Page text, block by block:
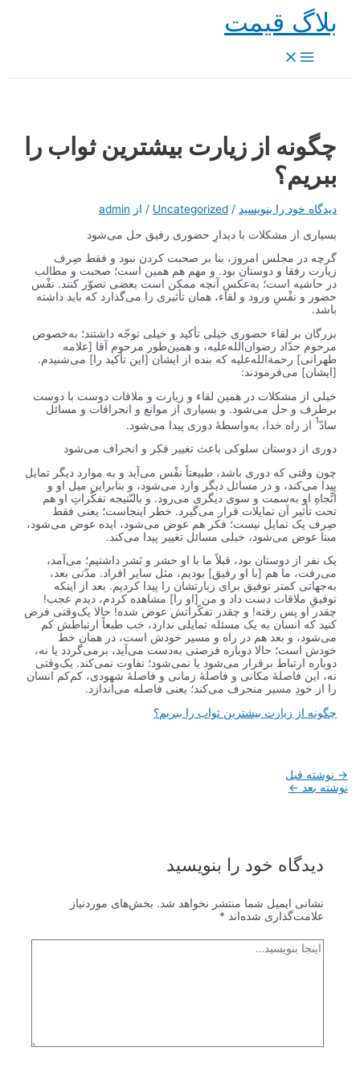
محتوابلاگ قیمت
Main
Menu
چگونه از زیارت بیشترین ثواب را
ببریم؟
دیدگاه‌ خود را بنویسید /
Uncategorized / از admin
بسیاری از مشکلات با دیدارِ حضوری رفیق حل می‌شود
گرچه در مجلس امروز، بنا بر صحبت کردن نبود و فقط صِرف
زیارت رفقا و دوستان بود. و مهم هم همین است؛ صحبت و مطالب
در حاشیه است؛ به‌عکسِ آنچه ممکن است بعضی‌ تصوّر کنند. نفْس
حضور و نفْسِ ورود و لقاء، همان تأثیری را می‌گذارد که باید داشته
باشد.
بزرگان بر لقاء حضوری خیلی تأکید و خیلی توجّه داشتند؛ به‌خصوص
مرحوم حدّاد رضوان‌الله‌علیه، و همین‌طور مرحوم آقا [علامه
طهرانی] رحمة‌الله‌علیه که بنده از ایشان [این تأکید را] می‌شنیدم.
[ایشان] می‌فرمودند:
خیلی از مشکلات در همین لقاء و زیارت و ملاقات دوست با دوست
برطرف و حل می‌شود. و بسیاری از موانع و انحرافات و مسائل
سادّ1 از راه خدا، به‌واسطۀ دوری پیدا می‌شود.
دوری از دوستان سلوکی باعث تغییر فکر و انحراف می‌شود
چون وقتی که دوری باشد، طبیعتاً نفْس می‌آید و به موارد دیگر تمایل
پیدا می‌کند، و در مسائل دیگر وارد می‌شود، و بنابراین میل او و
اتِّجاهِ او به‌سمت و سوی دیگری می‌رود. و بالنّتیجه تفکّراتِ او هم
تحت تأثیر آن تمایلات قرار می‌گیرد. خطر اینجاست؛ یعنی فقط
صِرف یک تمایل نیست؛ فکر هم عوض می‌شود، ایده عوض می‌شود،
مبنا عوض می‌شود، خیلی مسائل تغییر پیدا می‌کند.
یک نفر از دوستان بود، قبلاً ما با او حشر‌ و‌ نَشر داشتیم؛ می‌آمد،
می‌رفت، ما هم [با او رفیق] بودیم، مثل سایر افراد. مدّتی بعد،
به‌جهاتی کمتر توفیق برای زیارتشان را پیدا کردیم. بعد از اینکه
توفیقِ ملاقات دست داد و من [او را] مشاهده کردم، دیدم عجب!
چقدر او پس رفته! و چقدر تفکّراتش عوض شده! حالا یک‌وقتی فرض
کنید که انسان به یک مسئله تمایلی ندارد، خب طبعاً ارتباطش کم
می‌شود، و بعد هم در راه و مسیر خودش است، در همان خط
خودش است؛ حالا دوباره فرصتی به‌دست می‌آید، برمی‌گردد یا نه،
دوباره ارتباط برقرار می‌شود یا نمی‌شود؛ تفاوت نمی‌کند. یک‌وقتی
نه، این فاصلۀ مکانی و فاصلۀ زمانی و فاصلۀ شهودی، کم‌کم انسان
را از خودِ مسیر منحرف می‌کند؛ یعنی فاصله می‌اندازد.
چگونه از زیارت بیشترین ثواب را ببریم؟
راهبری
نوشته
→ نوشته قبل
نوشته بعد ←
دیدگاه‌ خود را بنویسید
نشانی ایمیل شما منتشر نخواهد شد. بخش‌های موردنیاز
علامت‌گذاری شده‌اند *
اینجا
بنویسید…